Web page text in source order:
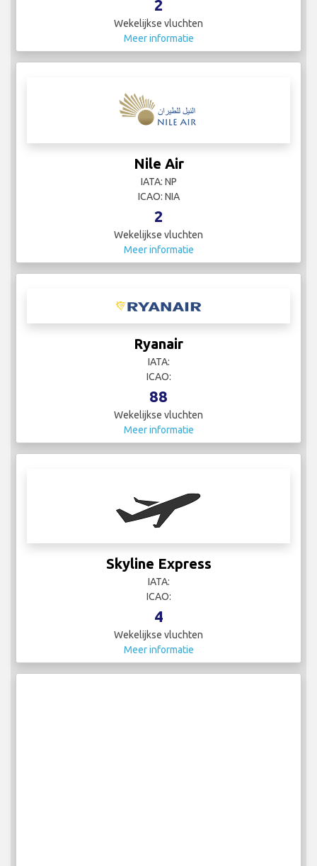
2
Wekelijkse vluchten
Meer informatie
Nile Air
IATA: NP
ICAO: NIA
2
Wekelijkse vluchten
Meer informatie
Ryanair
IATA:
ICAO:
88
Wekelijkse vluchten
Meer informatie
Skyline Express
IATA:
ICAO:
4
Wekelijkse vluchten
Meer informatie